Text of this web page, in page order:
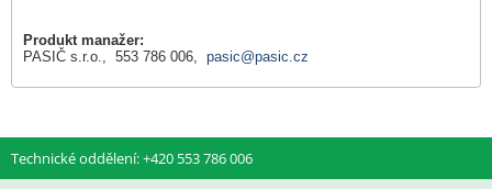
Produkt manažer:
PASIČ s.r.o., 553 786 006, pasic@pasic.cz
Technické oddělení: +420 553 786 006